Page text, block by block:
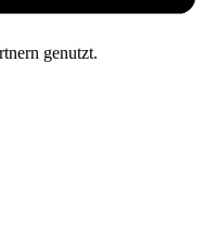
genutzt.